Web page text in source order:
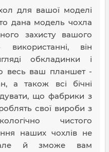
для вашої моделі
дана модель чохла
захисту вашого
він
обкладинки і
весь ваш планшет -
а також всі бічні
що фабрики з
свої вироби з
чистого
наших чохлів не
але й зможе вам